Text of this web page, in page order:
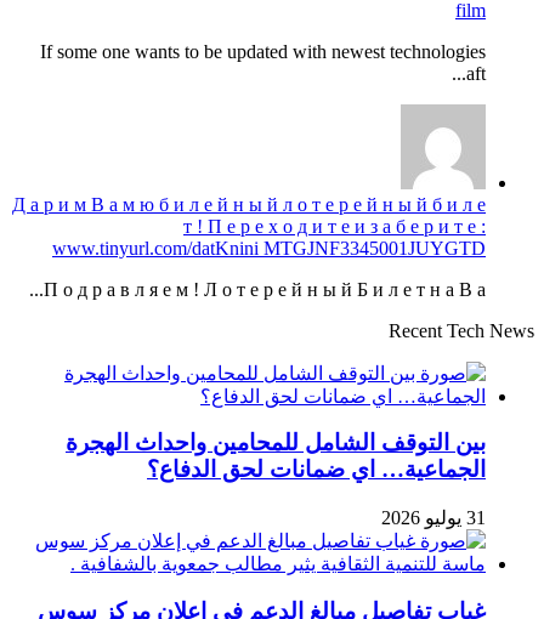
film
If some one wants to be updated with newest technologies
aft...
Д а р и м В а м ю б и л е й н ы й л о т е р е й н ы й б и л е
т ! П е р е х о д и т е и з а б е р и т е :
www.tinyurl.com/datKnini MTGJNF3345001JUYGTD
П о д р а в л я е м ! Л о т е р е й н ы й Б и л е т н а В а...
Recent Tech News
بين التوقف الشامل للمحامين واحداث الهجرة
الجماعية… اي ضمانات لحق الدفاع؟
31 يوليو 2026
غياب تفاصيل مبالغ الدعم في إعلان مركز سوس